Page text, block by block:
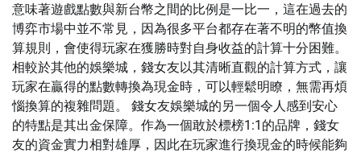
意味著遊戲點數與新台幣之間的比例是一比一，這在過去的
博弈市場中並不常見，因為很多平台都存在著不明的幣值換
算規則，會使得玩家在獲勝時對自身收益的計算十分困難。
相較於其他的娛樂城，錢女友以其清晰直觀的計算方式，讓
玩家在贏得的點數轉換為現金時，可以輕鬆明瞭，無需再煩
惱換算的複雜問題。 錢女友娛樂城的另一個令人感到安心
的特點是其出金保障。作為一個敢於標榜1:1的品牌，錢女
友的資金實力相對雄厚，因此在玩家進行換現金的時候能夠